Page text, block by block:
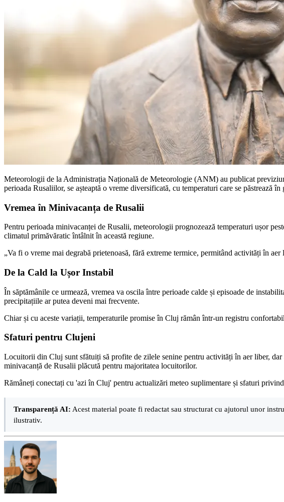
Meteorologii de la Administrația Națională de Meteorologie (ANM) au publicat
perioada Rusaliilor, se așteaptă o vreme diversificată, cu temperaturi care se păstrează
Vremea în Minivacanța de Rusalii
Pentru perioada minivacanței de Rusalii, meteorologii prognozează temperaturi ușor
climatul primăvăratic întâlnit în această regiune.
„Va fi o vreme mai degrabă prietenoasă, fără extreme termice, permitând activități în
De la Cald la Ușor Instabil
În săptămânile ce urmează, vremea va oscila între perioade calde și episoade de
precipitațiile ar putea deveni mai frecvente.
Chiar și cu aceste variații, temperaturile promise în Cluj rămân într-un registru
Sfaturi pentru Clujeni
Locuitorii din Cluj sunt sfătuiți să profite de zilele senine pentru activități în aer liber,
minivacanță de Rusalii plăcută pentru majoritatea locuitorilor.
Rămâneți conectați cu 'azi în Cluj' pentru actualizări meteo suplimentare și sfaturi
Transparență AI: Acest material poate fi redactat sau structurat cu ajutorul unor
ilustrativ.